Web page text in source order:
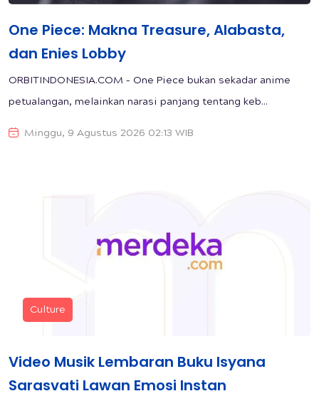
One Piece: Makna Treasure, Alabasta,
dan Enies Lobby
ORBITINDONESIA.COM – One Piece bukan sekadar anime
petualangan, melainkan narasi panjang tentang keb...
Minggu, 9 Agustus 2026 02:13 WIB
Culture
Video Musik Lembaran Buku Isyana
Sarasvati Lawan Emosi Instan